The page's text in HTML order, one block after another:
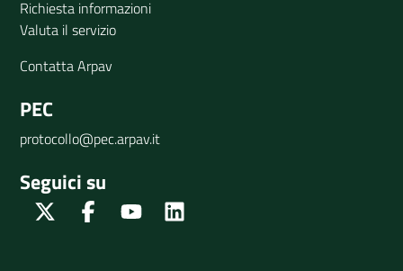
Richiesta informazioni
Valuta il servizio
Contatta Arpav
PEC
protocollo@pec.arpav.it
Seguici su
Twitter FacebookYoutube